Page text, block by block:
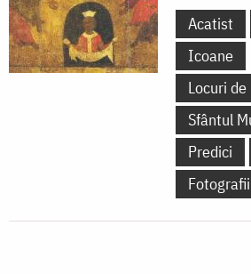
Acatist
Icoane
Locuri
Sfântul
Predici
Fotografii